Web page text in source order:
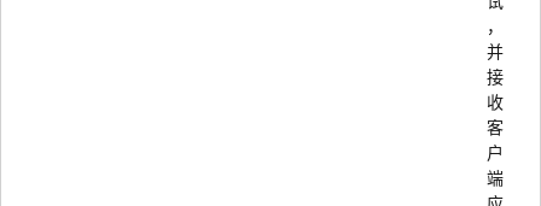
，
并
接
收
客
户
端